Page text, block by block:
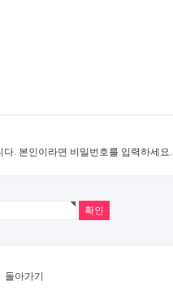
. 본인이라면 비밀번호를 입력하세요.
돌아가기